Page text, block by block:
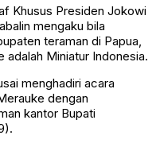
Khusus Presiden Jokowi
mengaku bila
teraman di Papua,
adalah Miniatur Indonesia.
menghadiri acara
dengan
kantor Bupati